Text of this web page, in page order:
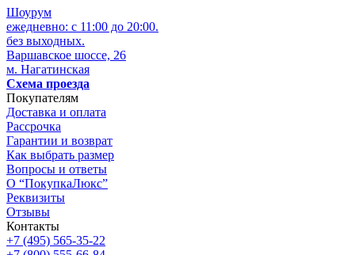
Шоурум
ежедневно: с 11:00 до 20:00.
без выходных.
Варшавское шоссе, 26
м. Нагатинская
Схема проезда
Покупателям
Доставка и оплата
Рассрочка
Гарантии и возврат
Как выбрать размер
Вопросы и ответы
О “ПокупкаЛюкс”
Реквизиты
Отзывы
Контакты
+7 (495) 565-35-22